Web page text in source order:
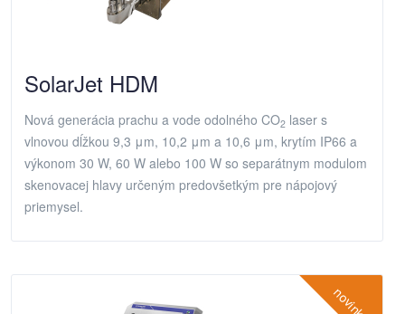
SolarJet HDM
Nová generácia prachu a vode odolného CO2 laser s
vlnovou dĺžkou 9,3 μm, 10,2 μm a 10,6 μm, krytím IP66 a
výkonom 30 W, 60 W alebo 100 W so separátnym modulom
skenovacej hlavy určeným predovšetkým pre nápojový
priemysel.
novinka